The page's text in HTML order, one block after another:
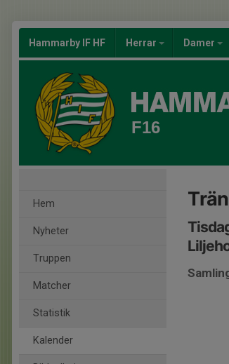
Hammarby IF HF Herrar Damer
F16
Hem
Nyheter
Truppen
Matcher
Statistik
Kalender